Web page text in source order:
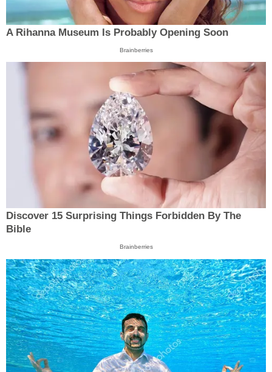
A Rihanna Museum Is Probably Opening Soon
Brainberries
Discover 15 Surprising Things Forbidden By The
Bible
Brainberries